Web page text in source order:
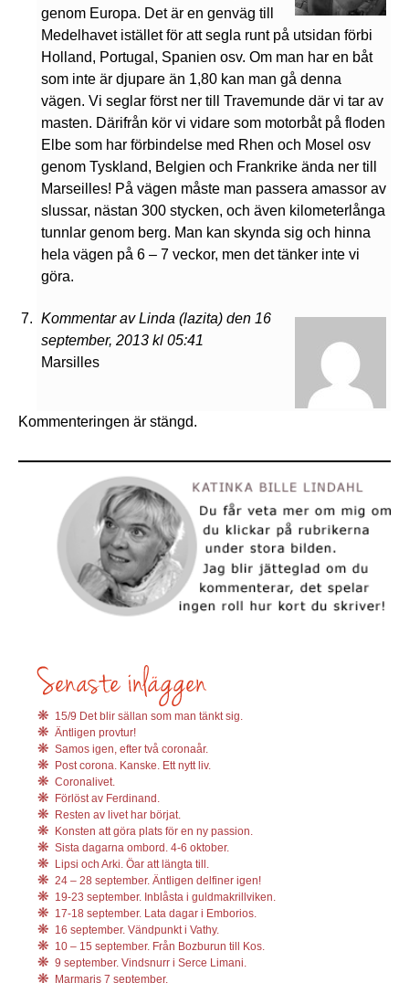
genom Europa. Det är en genväg till
Medelhavet istället för att segla runt på utsidan förbi
Holland, Portugal, Spanien osv. Om man har en båt
som inte är djupare än 1,80 kan man gå denna
vägen. Vi seglar först ner till Travemunde där vi tar av
masten. Därifrån kör vi vidare som motorbåt på floden
Elbe som har förbindelse med Rhen och Mosel osv
genom Tyskland, Belgien och Frankrike ända ner till
Marseilles! På vägen måste man passera amassor av
slussar, nästan 300 stycken, och även kilometerlånga
tunnlar genom berg. Man kan skynda sig och hinna
hela vägen på 6 – 7 veckor, men det tänker inte vi
göra.
Kommentar av Linda (lazita) den 16
september, 2013 kl 05:41
Marsilles
Kommenteringen är stängd.
15/9 Det blir sällan som man tänkt sig.
Äntligen provtur!
Samos igen, efter två coronaår.
Post corona. Kanske. Ett nytt liv.
Coronalivet.
Förlöst av Ferdinand.
Resten av livet har börjat.
Konsten att göra plats för en ny passion.
Sista dagarna ombord. 4-6 oktober.
Lipsi och Arki. Öar att längta till.
24 – 28 september. Äntligen delfiner igen!
19-23 september. Inblåsta i guldmakrillviken.
17-18 september. Lata dagar i Emborios.
16 september. Vändpunkt i Vathy.
10 – 15 september. Från Bozburun till Kos.
9 september. Vindsnurr i Serce Limani.
Marmaris 7 september.